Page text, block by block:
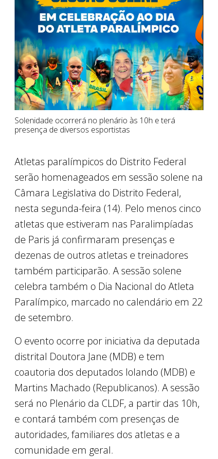
Solenidade ocorrerá no plenário às 10h e terá
presença de diversos esportistas
Atletas paralímpicos do Distrito Federal
serão homenageados em sessão solene na
Câmara Legislativa do Distrito Federal,
nesta segunda-feira (14). Pelo menos cinco
atletas que estiveram nas Paralimpíadas
de Paris já confirmaram presenças e
dezenas de outros atletas e treinadores
também participarão. A sessão solene
celebra também o Dia Nacional do Atleta
Paralímpico, marcado no calendário em 22
de setembro.
O evento ocorre por iniciativa da deputada
distrital Doutora Jane (MDB) e tem
coautoria dos deputados Iolando (MDB) e
Martins Machado (Republicanos). A sessão
será no Plenário da CLDF, a partir das 10h,
e contará também com presenças de
autoridades, familiares dos atletas e a
comunidade em geral.